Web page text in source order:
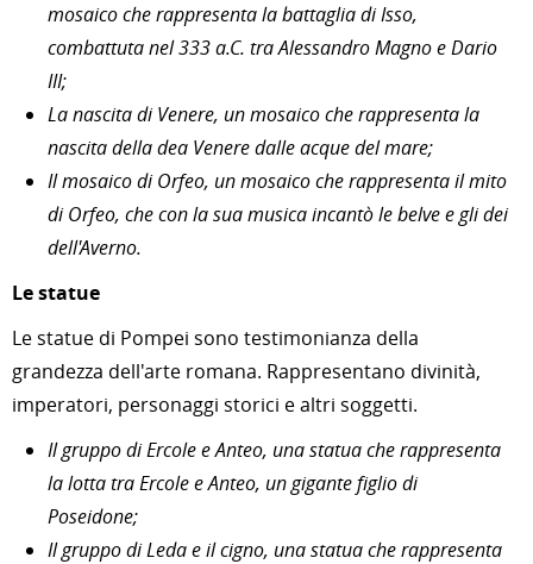
mosaico che rappresenta la battaglia di Isso,
combattuta nel 333 a.C. tra Alessandro Magno e Dario
III;
La nascita di Venere, un mosaico che rappresenta la
nascita della dea Venere dalle acque del mare;
Il mosaico di Orfeo, un mosaico che rappresenta il mito
di Orfeo, che con la sua musica incantò le belve e gli dei
dell'Averno.
Le statue
Le statue di Pompei sono testimonianza della
grandezza dell'arte romana. Rappresentano divinità,
imperatori, personaggi storici e altri soggetti.
Il gruppo di Ercole e Anteo, una statua che rappresenta
la lotta tra Ercole e Anteo, un gigante figlio di
Poseidone;
Il gruppo di Leda e il cigno, una statua che rappresenta